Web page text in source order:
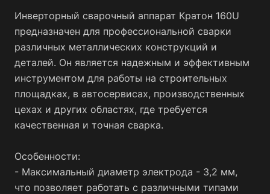
использовании. Он станет отличным выбором для тех,
кто ценит качество и надежность в своей работе.
Инверторный сварочный аппарат Кратон 160U
предназначен для профессиональной сварки
различных металлических конструкций и
деталей. Он является надежным и эффективным
инструментом для работы на строительных
площадках, в автосервисах, производственных
цехах и других областях, где требуется
качественная и точная сварка.
Особенности:
- Максимальный диаметр электрода - 3,2 мм,
что позволяет работать с различными типами